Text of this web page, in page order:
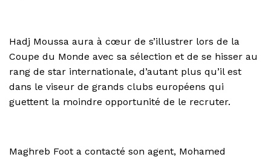
Hadj Moussa aura à cœur de s’illustrer lors de la
Coupe du Monde avec sa sélection et de se hisser au
rang de star internationale, d’autant plus qu’il est
dans le viseur de grands clubs européens qui
guettent la moindre opportunité de le recruter.
Maghreb Foot a contacté son agent, Mohamed